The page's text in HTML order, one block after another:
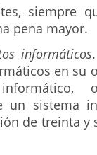
siempre
pena mayor.
informáticos
en su
un sistema
de treinta y